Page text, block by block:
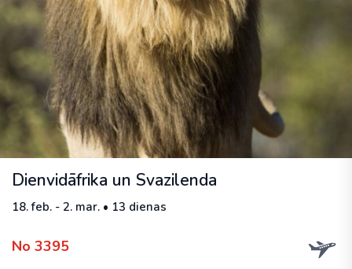
Dienvidāfrika un Svazilenda
18. feb. - 2. mar. • 13 dienas
No 3395